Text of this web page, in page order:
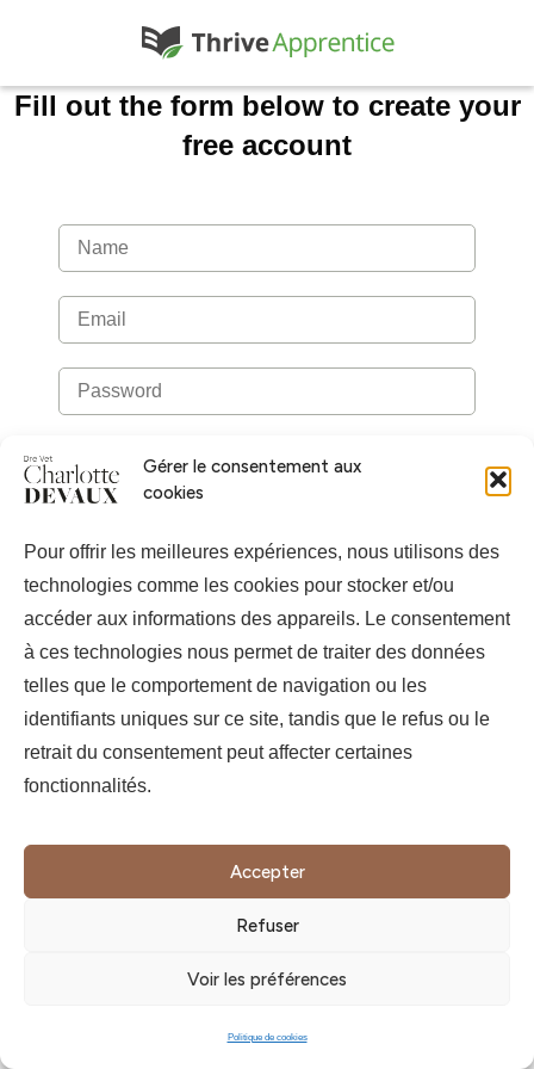
Gérer le consentement aux
cookies
Pour offrir les meilleures expériences, nous utilisons des
technologies comme les cookies pour stocker et/ou
accéder aux informations des appareils. Le consentement
à ces technologies nous permet de traiter des données
telles que le comportement de navigation ou les
identifiants uniques sur ce site, tandis que le refus ou le
retrait du consentement peut affecter certaines
fonctionnalités.
Accepter
Refuser
Voir les préférences
Politique de cookies
Fill out the form below to create your
free account
SIGN UP